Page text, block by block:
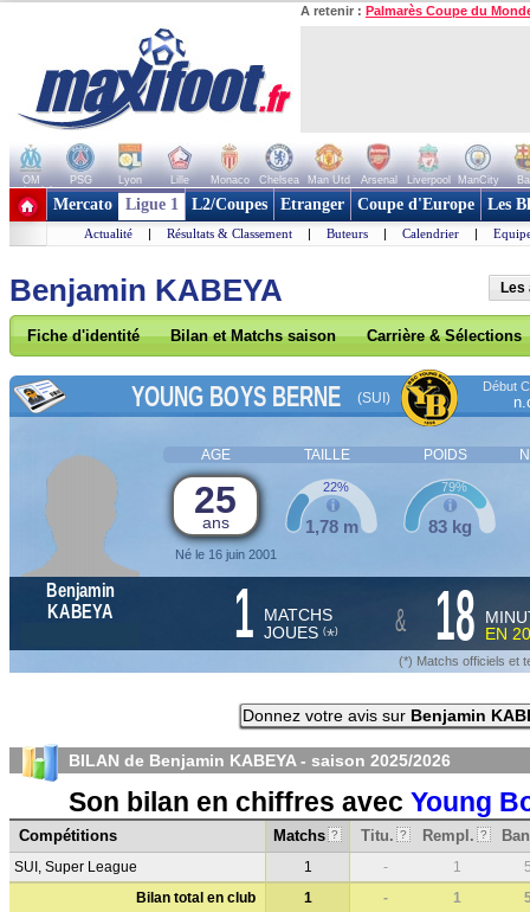
A retenir : Palmarès Coupe du
OM PSG Lyon Lille Monaco Chelsea Man Utd Arsenal Liverpool ManCity
+ de clubs
Mercato Ligue 1 L2/Coupes Etranger Coupe d'Europe Les
Actualité | Résultats & Classement | Buteurs | Calendrier |
Benjamin KABEYA Les
Fiche d'identité Bilan et Matchs saison Carrière & Sélections
YOUNG BOYS BERNE (SUI)
Début
AGE TAILLE POIDS
25
ans
Né le 16 juin 2001
1,78 m
22%
83 kg
79%
Benjamin
KABEYA
1 MATCHS
JOUES (*) & 18
EN
(*) Matchs officiels et
Donnez votre avis sur Benjamin
BILAN de Benjamin KABEYA - saison 2025/2026
Son bilan en chiffres avec Young
Compétitions Matchs ? Titu. ? Rempl. ?
SUI, Super League 1 - 1
Bilan total en club
1 - 1